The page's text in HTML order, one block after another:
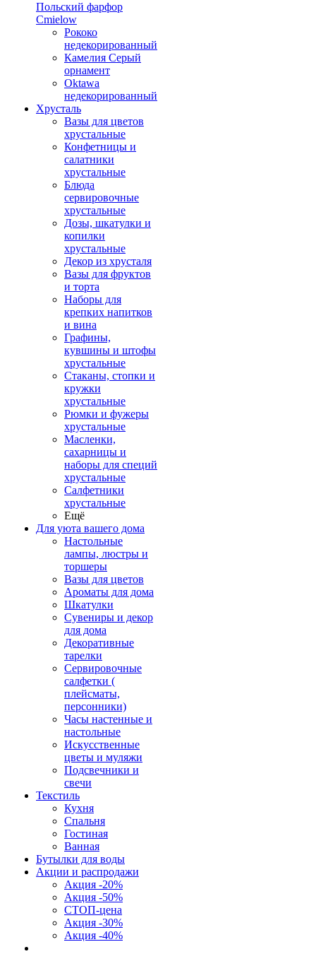
Польский фарфор
Сmielow
Рококо
недекорированный
Камелия Серый
орнамент
Oktawa
недекорированный
Хрусталь
Вазы для цветов
хрустальные
Конфетницы и
салатники
хрустальные
Блюда
сервировочные
хрустальные
Дозы, шкатулки и
копилки
хрустальные
Декор из хрусталя
Вазы для фруктов
и торта
Наборы для
крепких напитков
и вина
Графины,
кувшины и штофы
хрустальные
Стаканы, стопки и
кружки
хрустальные
Рюмки и фужеры
хрустальные
Масленки,
сахарницы и
наборы для специй
хрустальные
Салфетники
хрустальные
Ещё
Для уюта вашего дома
Настольные
лампы, люстры и
торшеры
Вазы для цветов
Ароматы для дома
Шкатулки
Сувениры и декор
для дома
Декоративные
тарелки
Сервировочные
салфетки (
плейсматы,
персонники)
Часы настенные и
настольные
Искусственные
цветы и муляжи
Подсвечники и
свечи
Текстиль
Кухня
Спальня
Гостиная
Ванная
Бутылки для воды
Акции и распродажи
Акция -20%
Акция -50%
СТОП-цена
Акция -30%
Акция -40%